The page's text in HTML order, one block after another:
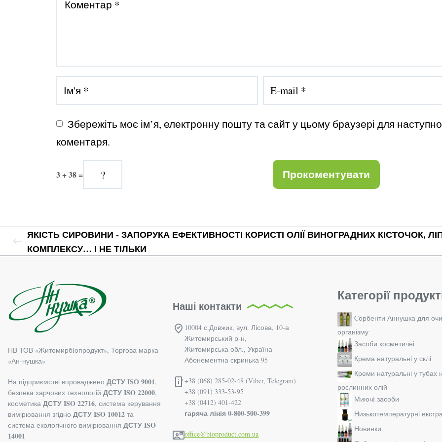
Збережіть моє ім’я, електронну пошту та сайт у цьому браузері для
коментаря.
3 + 38 =
ЯКІСТЬ СИРОВИНИ - ЗАПОРУКА ЕФЕКТИВНОСТІ КОРИСТІ ОЛІЇ ВИНОГРАДНИХ КІСТОЧОК,
КОМПЛЕКСУ… І НЕ ТІЛЬКИ
НВ ТОВ «Житомирбiопродукт», Торгова марка
«Ан-нушка»
На підприємстві впроваджено ДСТУ ISO 9001,
безпека харчових технологій ДСТУ ISO 22000,
косметика ДСТУ ISO 22716, система керування
вимірювання згідно ДСТУ ISO 10012 та
система екологічного вимірювання ДСТУ ISO
14001
Наші контакти
10004 с.Довжик, вул. Лісова, 10-а
Житомирський р-н,
Житомирська обл., Україна
Абонементна скринька 95
+38 (068) 285-02-48 (Viber, Telegram)
+38 (091) 333-53-95
+38 (0412) 401-422
гаряча лінія 0-800-500-399
office@bioproduct.com.ua
Категорії
Cорбенти Аннушка для
організму
Засоби косметичні
Крема натуральні у склі
Креми натуральні у тубах
рослинних олій
Миючi засоби
Низькотемпературні
Новинки